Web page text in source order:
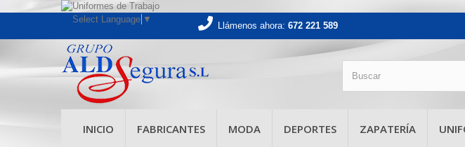
Select Language ▼
Llámenos ahora: 672 221 589
INICIO FABRICANTES MODA DEPORTES ZAPATERÍA